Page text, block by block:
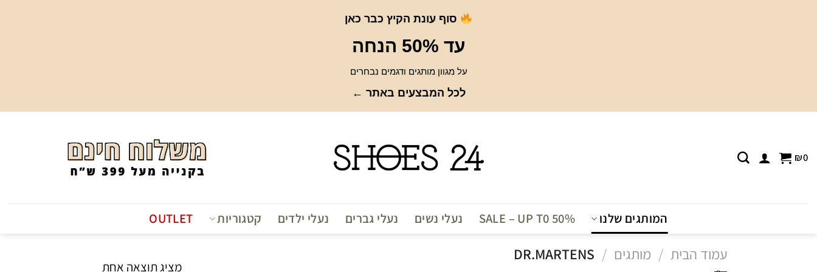
סוף עונת הקיץ כבר כאן
עד 50% הנחה
על מגוון מותגים ודגמים נבחרים
לכל המבצעים באתר ←
₪0
המותגים שלנו SALE – UP T0 50% נעלי נשים נעלי גברים נעלי ילדים קטגוריות OUTLET
עמוד הבית / מותגים /
מציג תוצאה אחת